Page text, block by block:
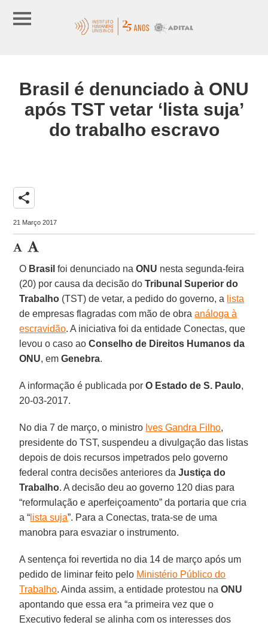
Brasil é denunciado à ONU
após TST vetar ‘lista suja’
do trabalho escravo
share
21 Março 2017
O Brasil foi denunciado naONU nesta segunda-feira
(20) por causa da decisão doTribunal Superior do
Trabalho (TST) de vetar, a pedido do governo, a lista
de empresas flagradas com mão de obraanáloga à
escravidão. A iniciativa foi da entidade Conectas, que
levou o caso aoConselho de Direitos Humanos da
ONU, emGenebra.
A informação é publicada porO Estado de S. Paulo,
20-03-2017.
No dia 7 de março, o ministro Ives Gandra Filho,
presidente do TST, suspendeu a divulgação das listas
depois de dois recursos impetrados pelo governo
federal contra decisões anteriores daJustiça do
Trabalho. A decisão deu ao governo 120 dias para
“reformulação e aperfeiçoamento” da portaria que cria
a “ lista suja”. Para a Conectas, trata-se de uma
manobra para esvaziar o instrumento.
A sentença foi revertida no dia 14 de março após um
pedido de liminar feito pelo Ministério Público do
Trabalho. Ainda assim, a entidade protestou naONU
apontando que essa era “a primeira vez que o
Executivo federal se alinha com os interesses dos